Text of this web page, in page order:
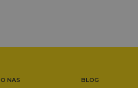
O NAS BLOG